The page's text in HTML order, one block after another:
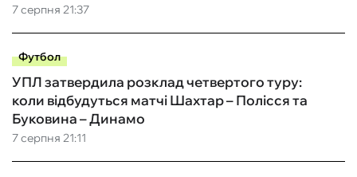
7 серпня 21:37
Футбол
7 серпня 21:11
УПЛ затвердила розклад четвертого туру:
коли відбудуться матчі Шахтар – Полісся та
Буковина – Динамо